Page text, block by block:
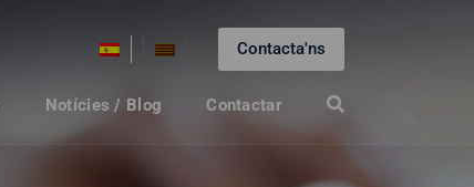
Contacta'ns
Notícies / Blog Contactar